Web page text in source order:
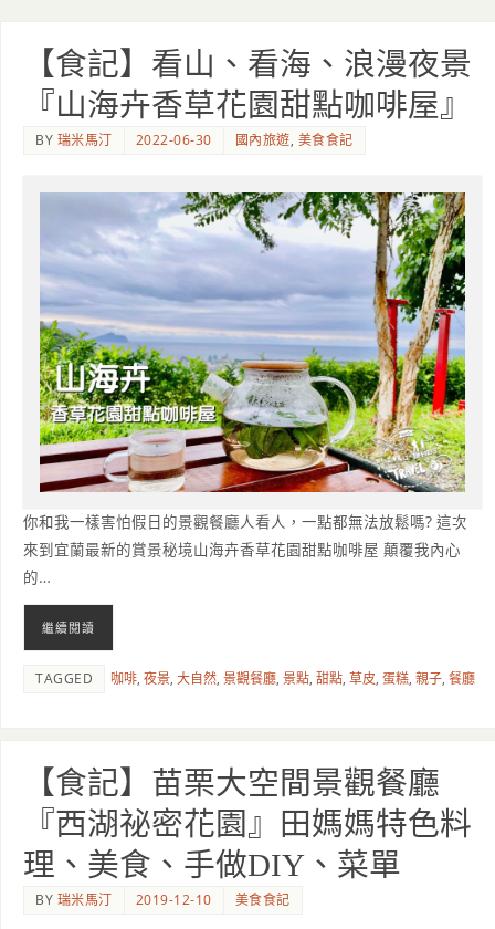
【食記】看山、看海、浪漫夜景
『山海卉香草花園甜點咖啡屋』
BY 瑞米馬汀 2022-06-30 國內旅遊, 美食食記
你和我一樣害怕假日的景觀餐廳人看人，一點都無法放鬆嗎? 這次
來到宜蘭最新的賞景秘境山海卉香草花園甜點咖啡屋 顛覆我內心
的…
繼續閱讀
TAGGED 咖啡,夜景,大自然,景觀餐廳,景點,甜點,草皮,蛋糕,親子,餐廳
【食記】苗栗大空間景觀餐廳
『西湖祕密花園』田媽媽特色料
理、美食、手做DIY、菜單
BY 瑞米馬汀 2019-12-10 美食食記